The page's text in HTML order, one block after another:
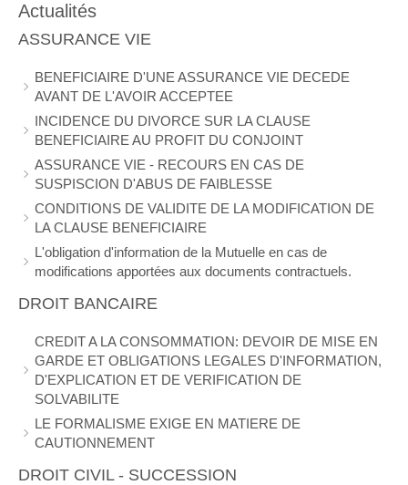
Actualités
ASSURANCE VIE
BENEFICIAIRE D'UNE ASSURANCE VIE DECEDE
AVANT DE L'AVOIR ACCEPTEE
INCIDENCE DU DIVORCE SUR LA CLAUSE
BENEFICIAIRE AU PROFIT DU CONJOINT
ASSURANCE VIE - RECOURS EN CAS DE
SUSPISCION D'ABUS DE FAIBLESSE
CONDITIONS DE VALIDITE DE LA MODIFICATION DE
LA CLAUSE BENEFICIAIRE
L'obligation d'information de la Mutuelle en cas de
modifications apportées aux documents contractuels.
DROIT BANCAIRE
CREDIT A LA CONSOMMATION: DEVOIR DE MISE EN
GARDE ET OBLIGATIONS LEGALES D'INFORMATION,
D'EXPLICATION ET DE VERIFICATION DE
SOLVABILITE
LE FORMALISME EXIGE EN MATIERE DE
CAUTIONNEMENT
DROIT CIVIL - SUCCESSION